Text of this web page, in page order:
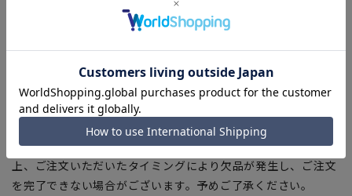
干の誤差が生じる場合がございます。予めご了承ください。
■サイズスペックは仕上がりサイズを記載しております。一
部、商品現物におすすめサイズ(ヌードサイズ)を記載している
商品もございます。
■ブラウザやお使いのモニター環境、また撮影時の室内外の光
加減により、実際の商品と掲載画像の色味が異なる場合がござ
■店舗や各モールサイトと商品在庫を共有しております関係
上、ご注文いただいたタイミングにより欠品が発生し、ご注文
を完了できない場合がございます。予めご了承ください。